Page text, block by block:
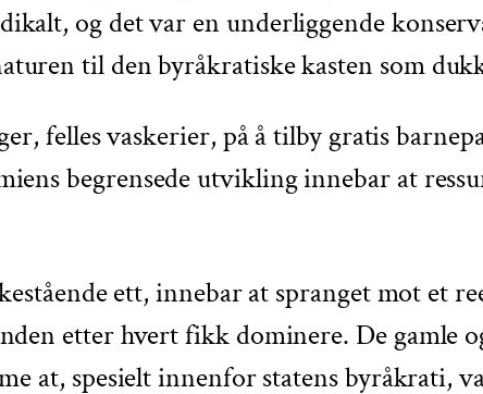
og det var en underliggende
til den byråkratiske kasten som
felles vaskerier, på å tilby gratis
begrensede utvikling innebar at
ett, innebar at spranget mot et
etter hvert fikk dominere. De gamle
at, spesielt innenfor statens byråkrati,